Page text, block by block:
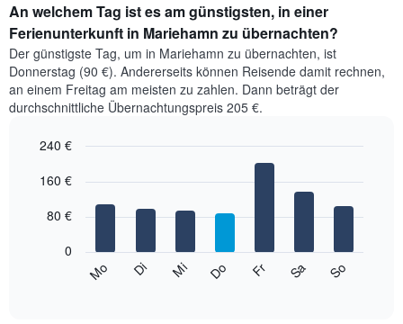
An welchem Tag ist es am günstigsten, in einer
Ferienunterkunft in Mariehamn zu übernachten?
Der günstigste Tag, um in Mariehamn zu übernachten, ist
Donnerstag (90 €). Andererseits können Reisende damit rechnen,
an einem Freitag am meisten zu zahlen. Dann beträgt der
durchschnittliche Übernachtungspreis 205 €.
chart
bars.
graphic.
Mo Di Mi Do Fr Sa So
0
80 €
160 €
240 €